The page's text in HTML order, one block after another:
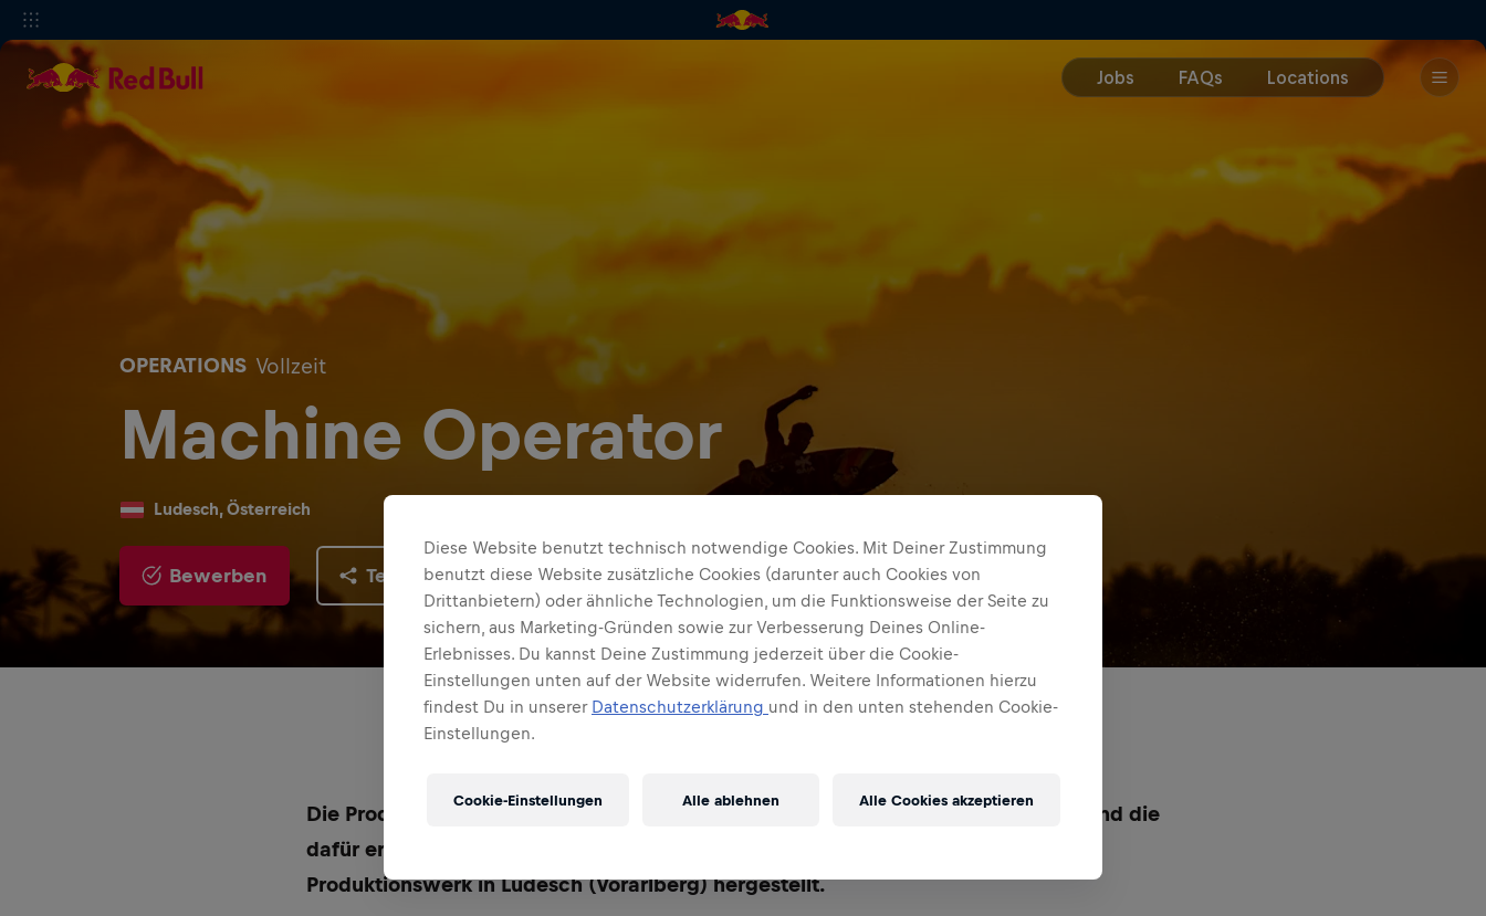
OPERATIONS Vollzeit
Machine Operator
Ludesch, Österreich
Bewerben Teilen
Die Produkte von Red Bull werden weltweit in mehr als 170 Ländern vertrieben und die
dafür erforderlichen Grundstoffmischungen für unsere Getränke in unserem
Produktionswerk in Ludesch (Vorarlberg) hergestellt.
Diese Website benutzt technisch notwendige Cookies. Mit Deiner Zustimmung
benutzt diese Website zusätzliche Cookies (darunter auch Cookies von
Drittanbietern) oder ähnliche Technologien, um die Funktionsweise der Seite zu
sichern, aus Marketing-Gründen sowie zur Verbesserung Deines Online-
Erlebnisses. Du kannst Deine Zustimmung jederzeit über die Cookie-
Einstellungen unten auf der Website widerrufen. Weitere Informationen hierzu
findest Du in unserer Datenschutzerklärung und in den unten stehenden Cookie-
Einstellungen.
Alle ablehnen Alle Cookies akzeptieren
Cookie-Einstellungen